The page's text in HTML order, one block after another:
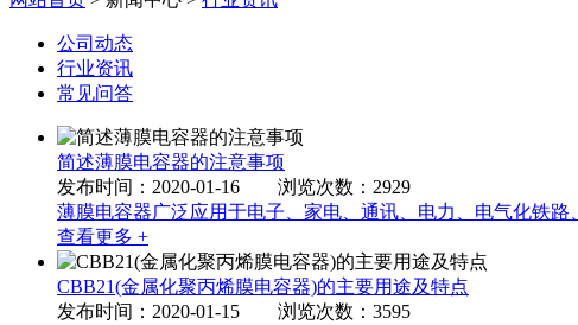
公司动态
行业资讯
常见问答
简述薄膜电容器的注意事项
发布时间：2020-01-16 浏览次数：2929
薄膜电容器广泛应用于电子、家电、通讯、电力、电气化铁
查看更多 +
CBB21(金属化聚丙烯膜电容器)的主要用途及特点
发布时间：2020-01-15 浏览次数：3595